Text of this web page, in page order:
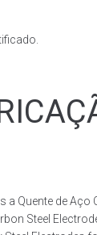
Quente de
Steel